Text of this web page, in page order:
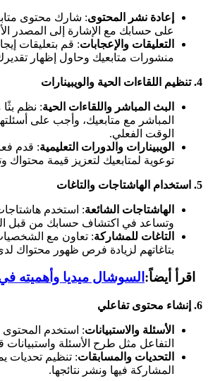
إعادة نشر المحتوى: شارك محتوى
على حسابك مع الإشارة إلى المصدر
التعليقات والإعجابات: قم بتعليقات
منشورات متابعيك وحاول إظهار
4. تنظيم اللقاءات الحية والويبينارات
البث المباشر واللقاءات الحية: نظم بثًا
المباشر مع متابعيك، وأجب على
الوقت الفعلي.
الويبينارات والدورات التعليمية: قدم
توعوية لمتابعيك لتعزيز قيمة محتواك
5. استخدام الهاشتاجات والتاغات
الهاشتاجات الشائعة: استخدم
وتساعد في اكتشاف حسابك من قبل
التاغات للمشاركة: تعاون مع
بتاغاتهم لزيادة فرص ظهور محتواك
اقرأ أيضاً: السوشال ميديا وأهميته
6. إنشاء محتوى تفاعلي
الأسئلة والاستبيانات: استخدم
التفاعل مثل طرح الأسئلة واستبيانات
التحديات والمسابقات: تنظيم تحديات
المشاركة فيها ونشر نتائجها.